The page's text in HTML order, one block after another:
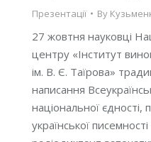
Презентації By
27 жовтня науковці
центру «Інститут
ім. В. Є. Таїрова»
написання
національної
української